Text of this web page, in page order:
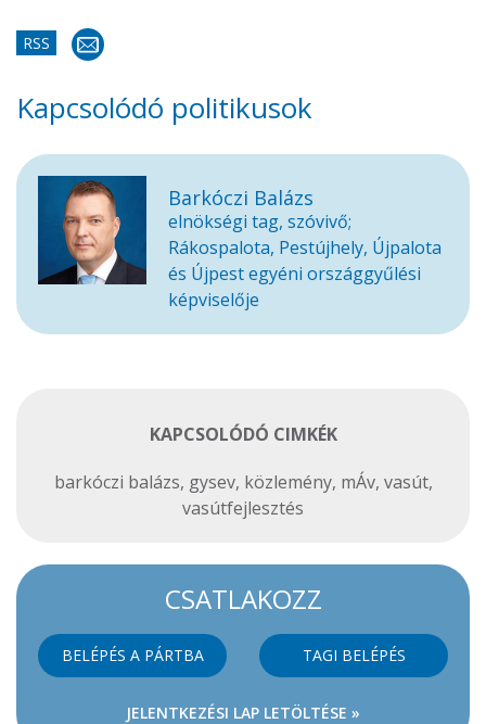
RSS
Kapcsolódó politikusok
Barkóczi Balázs
elnökségi tag, szóvivő;
Rákospalota, Pestújhely, Újpalota
és Újpest egyéni országgyűlési
képviselője
KAPCSOLÓDÓ CIMKÉK
barkóczi balázs, gysev, közlemény, mÁv, vasút,
vasútfejlesztés
CSATLAKOZZ
BELÉPÉS A PÁRTBA TAGI BELÉPÉS
JELENTKEZÉSI LAP LETÖLTÉSE »